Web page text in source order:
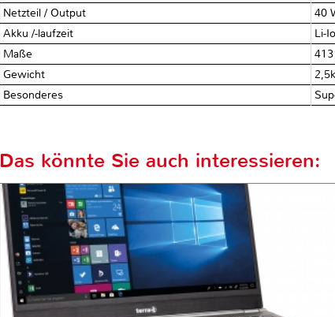
Netzteil / Output
40
Akku /-laufzeit
Li-
Maße
Gewicht
Besonderes
Das könnte Sie auch interessieren: